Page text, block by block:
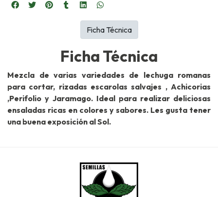
Ficha Técnica
Mezcla de varias variedades de lechuga romanas
para cortar, rizadas escarolas salvajes , Achicorias
,Perifolio y Jaramago. Ideal para realizar deliciosas
ensaladas ricas en colores y sabores. Les gusta tener
una buena exposición al Sol.
Ficha Técnica